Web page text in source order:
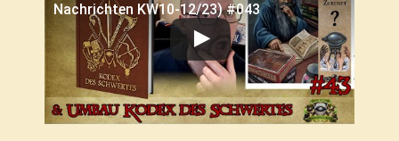
Nachrichten KW10-12/23) #043